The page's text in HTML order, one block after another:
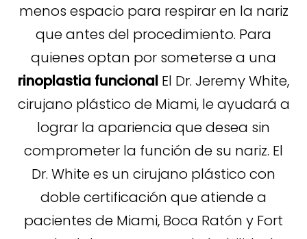
menos espacio para respirar en la nariz
que antes del procedimiento. Para
quienes optan por someterse a una
rinoplastia funcional
El Dr. Jeremy White,
cirujano plástico de Miami, le ayudará a
lograr la apariencia que desea sin
comprometer la función de su nariz. El
Dr. White es un cirujano plástico con
doble certificación que atiende a
pacientes de Miami, Boca Ratón y Fort